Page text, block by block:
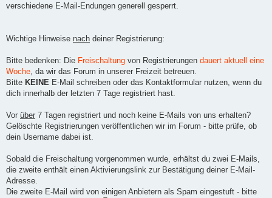
verschiedene E-Mail-Endungen generell gesperrt.
Wichtige Hinweise nach deiner Registrierung:
Bitte bedenken: Die Freischaltung von Registrierungen dauert aktuell eine
Woche, da wir das Forum in unserer Freizeit betreuen.
Bitte KEINE E-Mail schreiben oder das Kontaktformular nutzen, wenn du
dich innerhalb der letzten 7 Tage registriert hast.
Vor über 7 Tagen registriert und noch keine E-Mails von uns erhalten?
Gelöschte Registrierungen veröffentlichen wir im Forum - bitte prüfe, ob
dein Username dabei ist.
Sobald die Freischaltung vorgenommen wurde, erhältst du zwei E-Mails,
die zweite enthält einen Aktivierungslink zur Bestätigung deiner E-Mail-
Adresse.
Die zweite E-Mail wird von einigen Anbietern als Spam eingestuft - bitte